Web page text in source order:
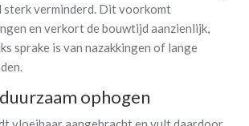
sterk verminderd. Dit voorkomt
en verkort de bouwtijd aanzienlijk,
sprake is van nazakkingen of lange
ophogen